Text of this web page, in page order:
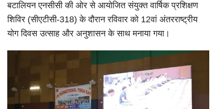
बटालियन एनसीसी की ओर से आयोजित संयुक्त वार्षिक प्रशिक्षण
शिविर (सीएटीसी-318) के दौरान रविवार को 12वां अंतरराष्ट्रीय
योग दिवस उत्साह और अनुशासन के साथ मनाया गया।